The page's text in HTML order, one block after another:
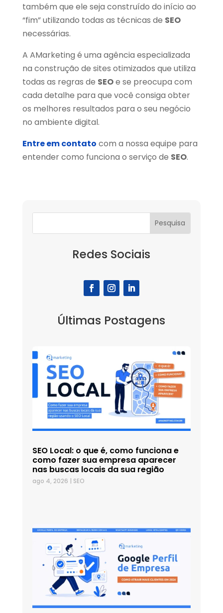
também que ele seja construído do início ao
“fim” utilizando todas as técnicas de SEO
necessárias.
A AMarketing é uma agência especializada
na construção de sites otimizados que utiliza
todas as regras de SEOe se preocupa com
cada detalhe para que você consiga obter
os melhores resultados para o seu negócio
no ambiente digital.
Entre em contato com a nossa equipe para
entender como funciona o serviço de SEO.
Redes Sociais
Últimas Postagens
SEO Local: o que é, como funciona e
como fazer sua empresa aparecer
nas buscas locais da sua região
ago 4, 2026 | SEO